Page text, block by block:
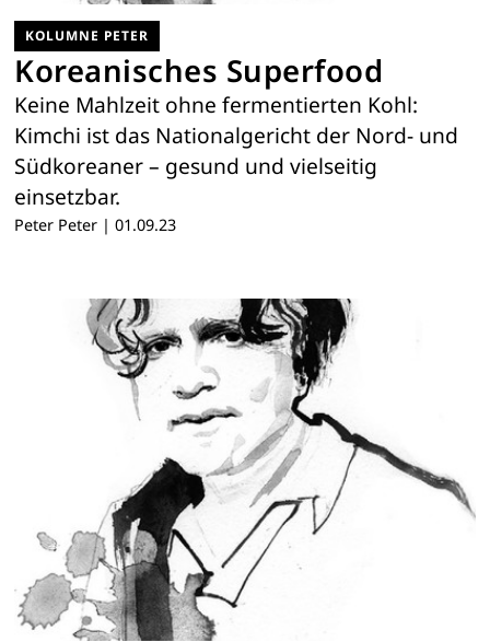
KOLUMNE PETER
Koreanisches Superfood
Keine Mahlzeit ohne fermentierten Kohl:
Kimchi ist das Nationalgericht der Nord- und
Südkoreaner – gesund und vielseitig
einsetzbar.
Peter Peter | 01.09.23